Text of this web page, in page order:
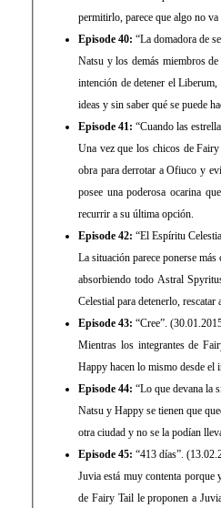
permitirlo, parece que algo no
Episode 40: “La domadora de
Natsu y los demás miembros
intención de detener el Liberum,
ideas y sin saber qué se puede
Episode 41: “Cuando las
Una vez que los chicos de
obra para derrotar a Ofiuco y
posee una poderosa ocarina
recurrir a su última opción.
Episode 42: “El Espíritu
La situación parece ponerse
absorbiendo todo Astral
Celestial para detenerlo,
Episode 43: “Cree”.
Mientras los integrantes de
Happy hacen lo mismo desde el
Episode 44: “Lo que devana la
Natsu y Happy se tienen que
otra ciudad y no se la podían
Episode 45: “413 días”.
Juvia está muy contenta porque
de Fairy Tail le proponen a